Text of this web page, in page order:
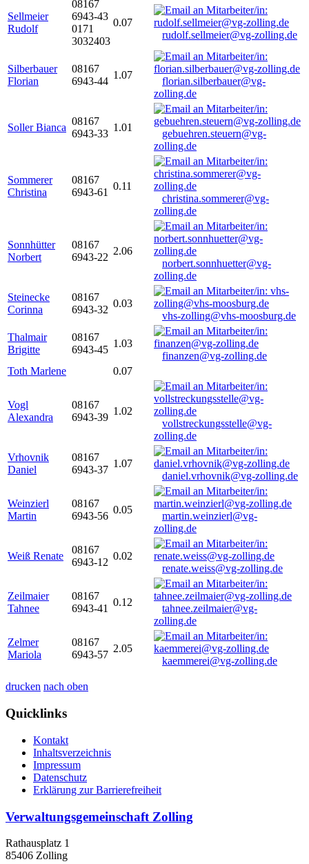
Sellmeier
Rudolf
08167
6943-43
0171
3032403
0.07
rudolf.sellmeier@vg-zolling.de
Silberbauer
Florian
08167
6943-44
1.07
florian.silberbauer@vg-
zolling.de
Soller Bianca
08167
6943-33
1.01
gebuehren.steuern@vg-
zolling.de
Sommerer
Christina
08167
6943-61
0.11
christina.sommerer@vg-
zolling.de
Sonnhütter
Norbert
08167
6943-22
2.06
norbert.sonnhuetter@vg-
zolling.de
Steinecke
Corinna
08167
6943-32
0.03
vhs-zolling@vhs-moosburg.de
Thalmair
Brigitte
08167
6943-45
1.03
finanzen@vg-zolling.de
Toth Marlene
0.07
Vogl
Alexandra
08167
6943-39
1.02
vollstreckungsstelle@vg-
zolling.de
Vrhovnik
Daniel
08167
6943-37
1.07
daniel.vrhovnik@vg-zolling.de
Weinzierl
Martin
08167
6943-56
0.05
martin.weinzierl@vg-
zolling.de
Weiß Renate
08167
6943-12
0.02
renate.weiss@vg-zolling.de
Zeilmaier
Tahnee
08167
6943-41
0.12
tahnee.zeilmaier@vg-
zolling.de
Zelmer
Mariola
08167
6943-57
2.05
kaemmerei@vg-zolling.de
drucken nach oben
Quicklinks
Kontakt
Inhaltsverzeichnis
Impressum
Datenschutz
Erklärung zur Barrierefreiheit
Verwaltungsgemeinschaft Zolling
Rathausplatz 1
85406 Zolling